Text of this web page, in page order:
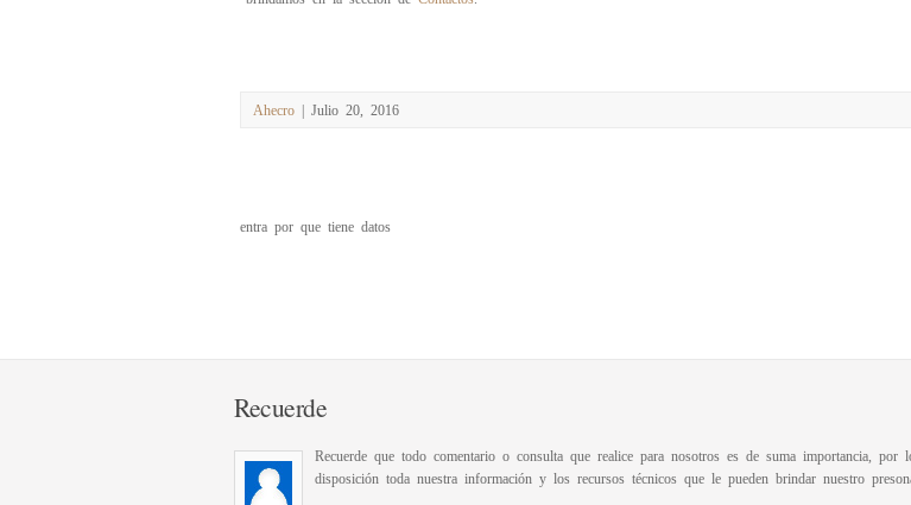
Ahecro | Julio 20, 2016
entra por que tiene datos
Recuerde
Recuerde que todo comentario o consulta que realice para nosotros es de suma importancia,
disposición toda nuestra información y los recursos técnicos que le pueden brindar nuestro